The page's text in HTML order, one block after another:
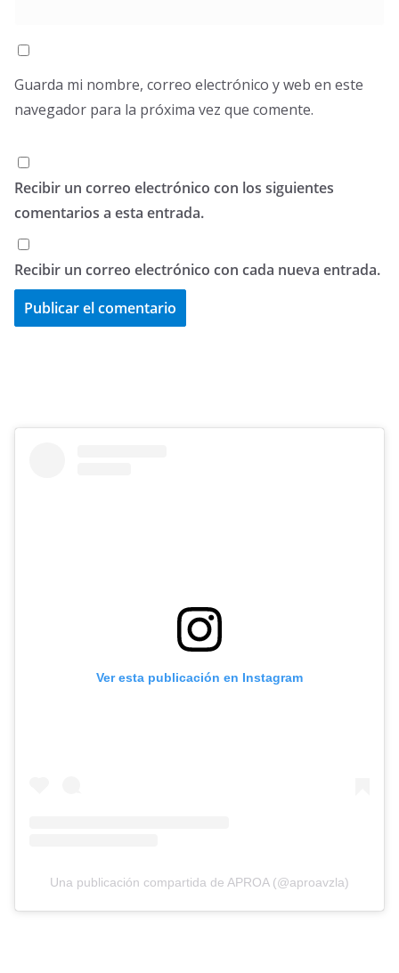
Guarda mi nombre, correo electrónico y web en este
navegador para la próxima vez que comente.
Recibir un correo electrónico con los siguientes
comentarios a esta entrada.
Recibir un correo electrónico con cada nueva entrada.
Ver esta publicación en Instagram
Una publicación compartida de APROA (@aproavzla)